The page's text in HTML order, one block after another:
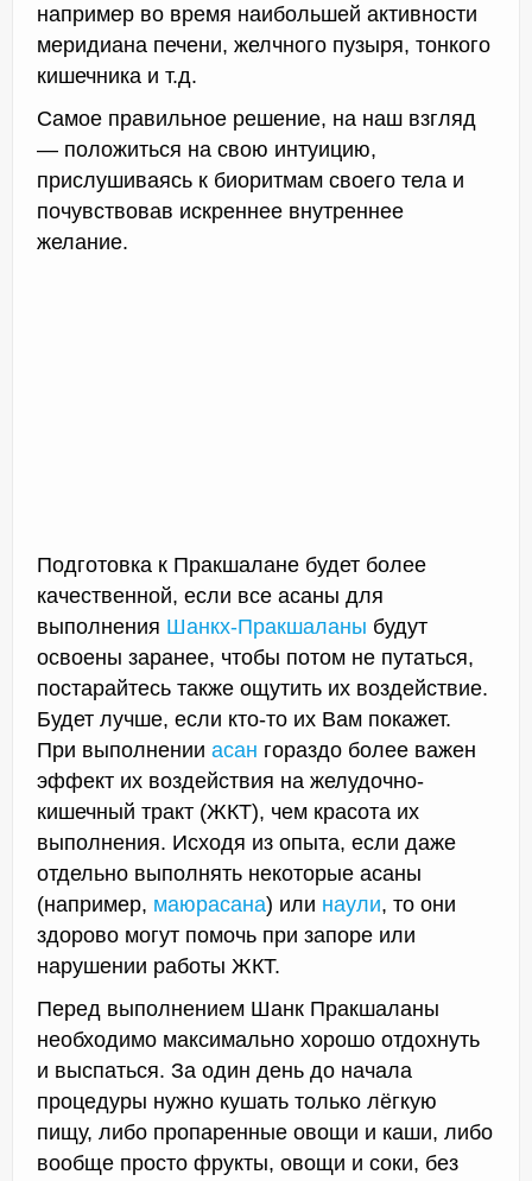
например во время наибольшей активности
меридиана печени, желчного пузыря, тонкого
кишечника и т.д.
Самое правильное решение, на наш взгляд
— положиться на свою интуицию,
прислушиваясь к биоритмам своего тела и
почувствовав искреннее внутреннее
желание.
Подготовка к Пракшалане будет более
качественной, если все асаны для
выполнения Шанкх-Пракшаланы будут
освоены заранее, чтобы потом не путаться,
постарайтесь также ощутить их воздействие.
Будет лучше, если кто-то их Вам покажет.
При выполнении асан гораздо более важен
эффект их воздействия на желудочно-
кишечный тракт (ЖКТ), чем красота их
выполнения. Исходя из опыта, если даже
отдельно выполнять некоторые асаны
(например, маюрасана) или наули, то они
здорово могут помочь при запоре или
нарушении работы ЖКТ.
Перед выполнением Шанк Пракшаланы
необходимо максимально хорошо отдохнуть
и выспаться. За один день до начала
процедуры нужно кушать только лёгкую
пищу, либо пропаренные овощи и каши, либо
вообще просто фрукты, овощи и соки, без